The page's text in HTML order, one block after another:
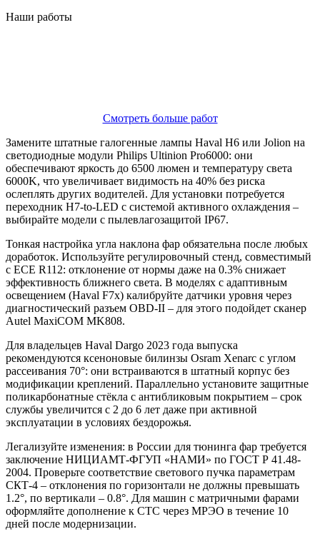
Наши работы
Смотреть больше работ
Замените штатные галогенные лампы Haval H6 или Jolion на
светодиодные модули Philips Ultinion Pro6000: они
обеспечивают яркость до 6500 люмен и температуру света
6000K, что увеличивает видимость на 40% без риска
ослеплять других водителей. Для установки потребуется
переходник H7-to-LED с системой активного охлаждения –
выбирайте модели с пылевлагозащитой IP67.
Тонкая настройка угла наклона фар обязательна после любых
доработок. Используйте регулировочный стенд, совместимый
с ECE R112: отклонение от нормы даже на 0.3% снижает
эффективность ближнего света. В моделях с адаптивным
освещением (Haval F7x) калибруйте датчики уровня через
диагностический разъем OBD-II – для этого подойдет сканер
Autel MaxiCOM MK808.
Для владельцев Haval Dargo 2023 года выпуска
рекомендуются ксеноновые билинзы Osram Xenarc с углом
рассеивания 70°: они встраиваются в штатный корпус без
модификации креплений. Параллельно установите защитные
поликарбонатные стёкла с антибликовым покрытием – срок
службы увеличится с 2 до 6 лет даже при активной
эксплуатации в условиях бездорожья.
Легализуйте изменения: в России для тюнинга фар требуется
заключение НИЦИАМТ-ФГУП «НАМИ» по ГОСТ Р 41.48-
2004. Проверьте соответствие светового пучка параметрам
СКТ-4 – отклонения по горизонтали не должны превышать
1.2°, по вертикали – 0.8°. Для машин с матричными фарами
оформляйте дополнение к СТС через МРЭО в течение 10
дней после модернизации.